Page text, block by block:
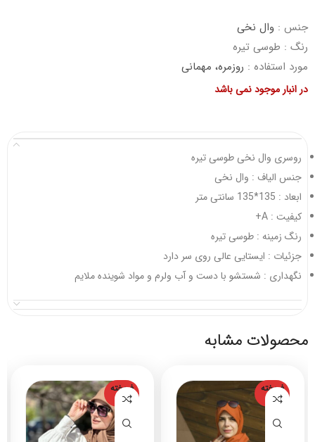
جنس : وال نخی
رنگ : طوسی تیره
مورد استفاده : روزمره، مهمانی
در انبار موجود نمی باشد
روسری وال نخی طوسی تیره
جنس الیاف : وال نخی
ابعاد : 135*135 سانتی متر
کیفیت : A+
رنگ زمینه : طوسی تیره
جزئیات : ایستایی عالی روی سر دارد
نگهداری : شستشو با دست و آب ولرم و مواد شوینده ملایم
محصولات مشابه
فروخته
شده
فروخته
شده